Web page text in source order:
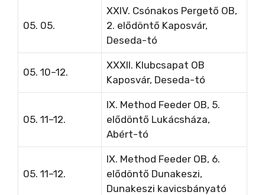
05. 05.
XXIV. Csónakos Pergető OB,
2. elődöntő Kaposvár,
Deseda-tó
05. 10–12.
XXXII. Klubcsapat OB
Kaposvár, Deseda-tó
05. 11–12.
IX. Method Feeder OB, 5.
elődöntő Lukácsháza,
Abért-tó
05. 11–12.
IX. Method Feeder OB, 6.
elődöntő Dunakeszi,
Dunakeszi kavicsbányató